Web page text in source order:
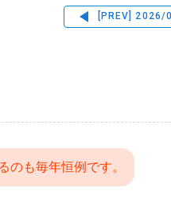
[PREV] 2026/
も毎年恒例です。